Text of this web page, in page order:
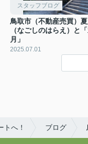
スタッフブログ
鳥取市（不動産売買）
（なごしのはらえ）と
月」
2025.07.01
へ！ ブログ